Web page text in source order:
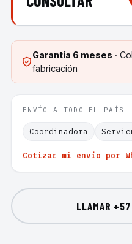
Garantía 6 meses ·
fabricación
ENVÍO A TODO EL PAÍS
Coordinadora
Cotizar mi envío por
LLAMAR